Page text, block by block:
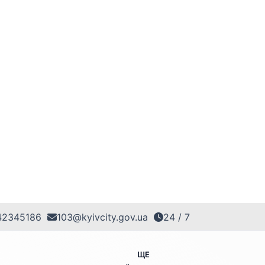
103@kyivcity.gov.ua 24 / 7
ЩЕ